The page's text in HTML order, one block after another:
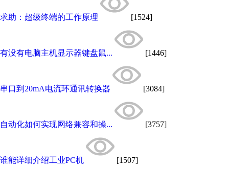
求助：超级终端的工作原理 [1524]
有没有电脑主机显示器键盘鼠... [1446]
串口到20mA电流环通讯转换器 [3084]
自动化如何实现网络兼容和操... [3757]
谁能详细介绍工业PC机 [1507]